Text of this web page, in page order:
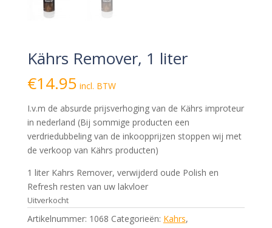
Kährs Remover, 1 liter
€14.95 incl. BTW
I.v.m de absurde prijsverhoging van de Kährs improteur
in nederland (Bij sommige producten een
verdriedubbeling van de inkoopprijzen stoppen wij met
de verkoop van Kährs producten)
1 liter Kahrs Remover, verwijderd oude Polish en
Refresh resten van uw lakvloer
Uitverkocht
Artikelnummer: 1068 Categorieën: Kahrs,